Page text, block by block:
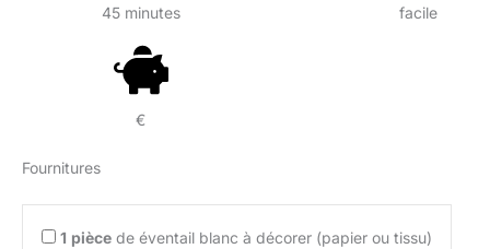
45 minutes facile
€
Fournitures
1 pièce de éventail blanc à décorer (papier ou tissu)